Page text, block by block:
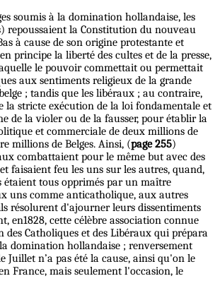
soumis à la domination hollandaise, les
repoussaient la Constitution du nouveau
à cause de son origine protestante et
principe la liberté des cultes et de la presse,
le pouvoir commettait ou permettait
aux sentiments religieux de la grande
; tandis que les libéraux ; au contraire,
la stricte exécution de la loi fondamentale et
de la violer ou de la fausser, pour établir la
et commerciale de deux millions de
millions de Belges. Ainsi, (page 255)
combattaient pour le même but avec des
faisaient feu les uns sur les autres, quand,
étaient tous opprimés par un maître
uns comme anticatholique, aux autres
résolurent d'ajourner leurs dissentiments
en1828, cette célèbre association connue
des Catholiques et des Libéraux qui prépara
domination hollandaise ; renversement
Juillet n’a pas été la cause, ainsi qu'on le
France, mais seulement l'occasion, le